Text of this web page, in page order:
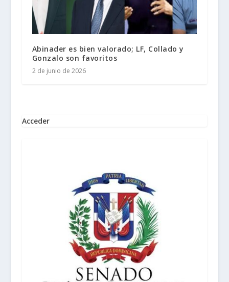
Abinader es bien valorado; LF, Collado y
Gonzalo son favoritos
2 de junio de 2026
Acceder